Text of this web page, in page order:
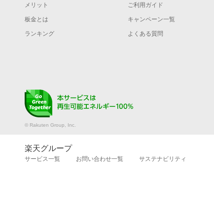
メリット ご利用ガイド
板金とは キャンペーン一覧
ランキング よくある質問
© Rakuten Group, Inc.
楽天グループ
サービス一覧 お問い合わせ一覧 サステナビリティ